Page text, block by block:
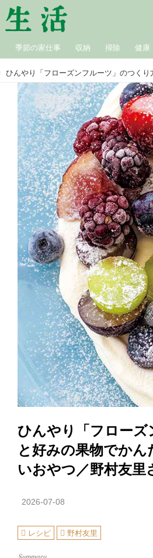
季節の家仕事 収納 掃除 健康
ひんやり「フローズ
と好みの果物でか
いおやつ／野村友里
2026-07-08
レシピ 野村友里